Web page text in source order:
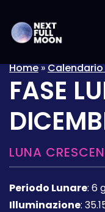
Home»Calendario
FASE
LUNA
Periodo Lunare: 6
Illuminazione: